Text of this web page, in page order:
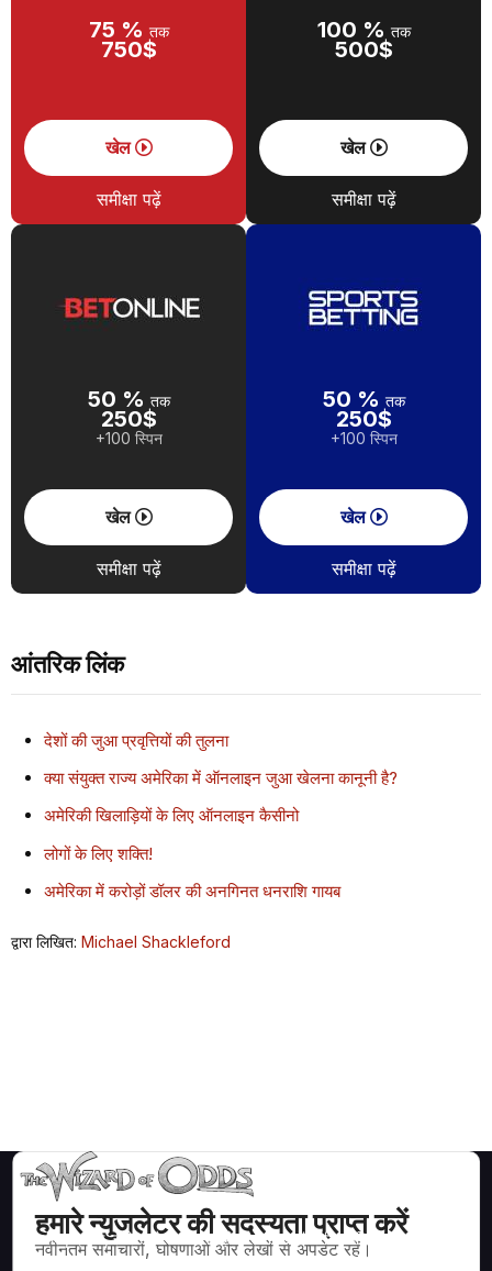
75 % तक
750$
खेल
समीक्षा पढ़ें
100 % तक
500$
खेल
समीक्षा पढ़ें
50 % तक
250$
+100 स्पिन
खेल
समीक्षा पढ़ें
50 % तक
250$
+100 स्पिन
खेल
समीक्षा पढ़ें
आंतरिक लिंक
देशों की जुआ प्रवृत्तियों की तुलना
क्या संयुक्त राज्य अमेरिका में ऑनलाइन जुआ खेलना कानूनी है?
अमेरिकी खिलाड़ियों के लिए ऑनलाइन कैसीनो
लोगों के लिए शक्ति!
अमेरिका में करोड़ों डॉलर की अनगिनत धनराशि गायब
द्वारा लिखित: Michael Shackleford
हमारे न्युजलेटर की सदस्यता प्राप्त करें
नवीनतम समाचारों, घोषणाओं और लेखों से अपडेट रहें।
ब्लैकजैक, क्रेप्स, रूलेट और अन्य सैकड़ों कैसीनो खेलों के लिए गणितीय रूप से सही